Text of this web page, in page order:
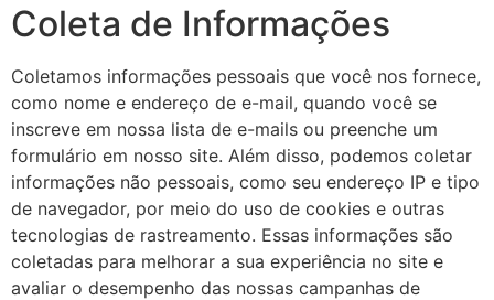
Coleta de Informações
Coletamos informações pessoais que você nos fornece,
como nome e endereço de e-mail, quando você se
inscreve em nossa lista de e-mails ou preenche um
formulário em nosso site. Além disso, podemos coletar
informações não pessoais, como seu endereço IP e tipo
de navegador, por meio do uso de cookies e outras
tecnologias de rastreamento. Essas informações são
coletadas para melhorar a sua experiência no site e
avaliar o desempenho das nossas campanhas de